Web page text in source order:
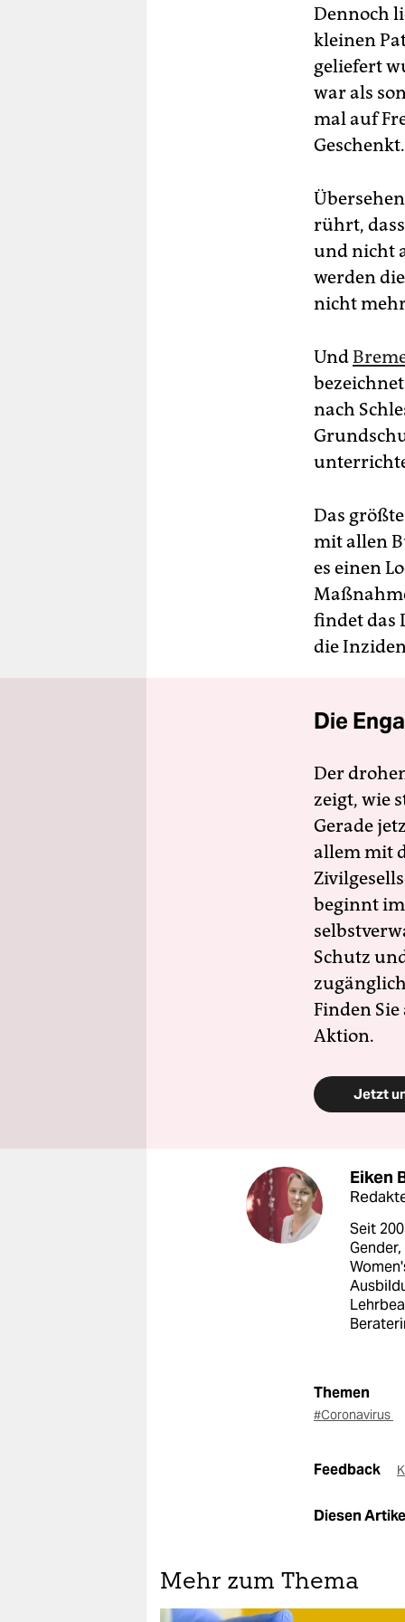
Dennoch
kleinen
geliefert
war als
mal auf
Geschenkt.
rührt, dass
und nicht
werden
nicht
Und
nach
Das
mit allen
es einen
findet das
die
Die
Der
zeigt, wie
Gerade
allem mit
beginnt
Schutz
Finden
Aktion.
Jetzt
Eiken
Seit
Themen
#Coronavirus
Feedback
Diesen
Mehr zum Thema